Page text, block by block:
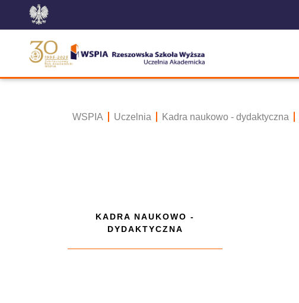
WSPIA Uczelnia Kadra naukowo - dydaktyczna
KADRA NAUKOWO -
DYDAKTYCZNA